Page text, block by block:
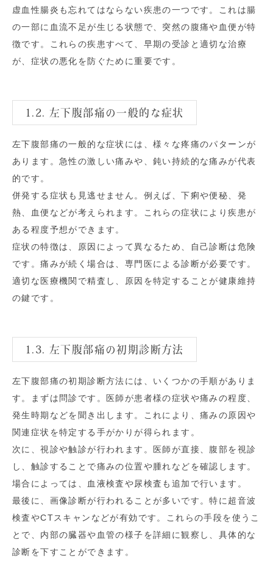
虚血性腸炎も忘れてはならない疾患の一つです。これは腸
の一部に血流不足が生じる状態で、突然の腹痛や血便が特
徴です。これらの疾患すべて、早期の受診と適切な治療
が、症状の悪化を防ぐために重要です。
1.2. 左下腹部痛の一般的な症状
左下腹部痛の一般的な症状には、様々な疼痛のパターンが
あります。急性の激しい痛みや、鈍い持続的な痛みが代表
的です。
併発する症状も見逃せません。例えば、下痢や便秘、発
熱、血便などが考えられます。これらの症状により疾患が
ある程度予想ができます。
症状の特徴は、原因によって異なるため、自己診断は危険
です。痛みが続く場合は、専門医による診断が必要です。
適切な医療機関で精査し、原因を特定することが健康維持
の鍵です。
1.3. 左下腹部痛の初期診断方法
左下腹部痛の初期診断方法には、いくつかの手順がありま
す。まずは問診です。医師が患者様の症状や痛みの程度、
発生時期などを聞き出します。これにより、痛みの原因や
関連症状を特定する手がかりが得られます。
次に、視診や触診が行われます。医師が直接、腹部を視診
し、触診することで痛みの位置や腫れなどを確認します。
場合によっては、血液検査や尿検査も追加で行います。
最後に、画像診断が行われることが多いです。特に超音波
検査やCTスキャンなどが有効です。これらの手段を使うこ
とで、内部の臓器や血管の様子を詳細に観察し、具体的な
診断を下すことができます。